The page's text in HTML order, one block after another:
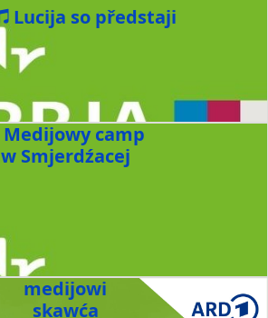
Lucija so předstaji
Medijowy camp
w Smjerdźacej
medijowi
skawća